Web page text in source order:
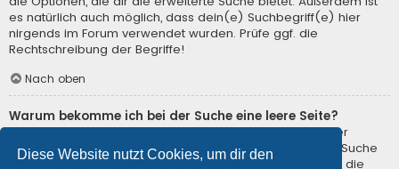
Diese Website nutzt Cookies, um dir den
es natürlich auch möglich, dass dein(e) Suchbegriff(e) hier
nirgends im Forum verwendet wurden. Prüfe ggf. die
Rechtschreibung der Begriffe!
Nach oben
Warum bekomme ich bei der Suche eine leere Seite?
Deine Suche lieferte zu viele Ergebnisse, somit konnte der
Webserver sie nicht verarbeiten. Benutze die erweiterte Suche
und gib spezifischere Suchbegriffe ein oder beschränke die